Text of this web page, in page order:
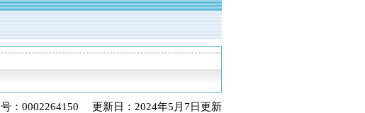
：0002264150 更新日：2024年5月7日更新